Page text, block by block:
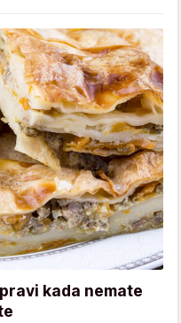
kada nemate